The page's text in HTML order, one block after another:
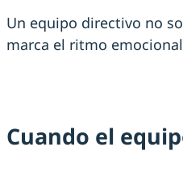
Un equipo directivo no
marca el ritmo
Cuando el